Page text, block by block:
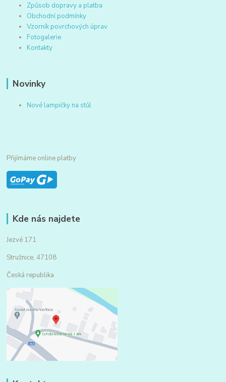
Způsob dopravy a platba
Obchodní podmínky
Vzorník povrchových úprav
Fotogalerie
Kontakty
Novinky
Nové lampičky na stůl
Přijímáme online platby
Kde nás najdete
Jezvé 171
Stružnice, 47108
Česká republika